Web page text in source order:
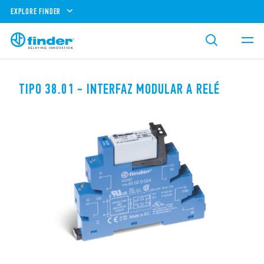
EXPLORE FINDER
TIPO 38.01 - INTERFAZ MODULAR A RELÉ